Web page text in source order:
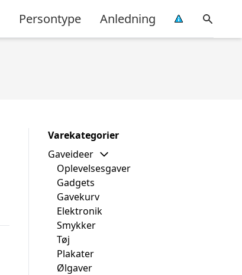
Persontype Anledning
Varekategorier
Gaveideer
Oplevelsesgaver
Gadgets
Gavekurv
Elektronik
Smykker
Tøj
Plakater
Ølgaver